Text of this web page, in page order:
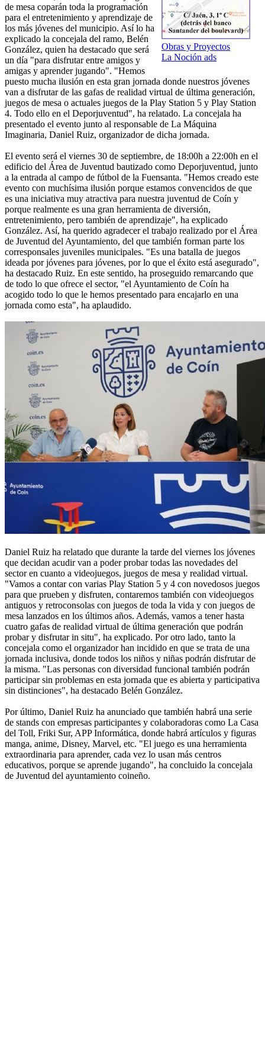
Obras y Proyectos
La Noción ads
de mesa coparán toda la programación
para el entretenimiento y aprendizaje de
los más jóvenes del municipio. Así lo ha
explicado la concejala del ramo, Belén
González, quien ha destacado que será
un día "para disfrutar entre amigos y
amigas y aprender jugando". "Hemos
puesto mucha ilusión en esta gran jornada donde nuestros jóvenes
van a disfrutar de las gafas de realidad virtual de última generación,
juegos de mesa o actuales juegos de la Play Station 5 y Play Station
4. Todo ello en el Deporjuventud", ha relatado. La concejala ha
presentado el evento junto al responsable de La Máquina
Imaginaria, Daniel Ruiz, organizador de dicha jornada.
El evento será el viernes 30 de septiembre, de 18:00h a 22:00h en el
edificio del Área de Juventud bautizado como Deporjuventud, junto
a la entrada al campo de fútbol de la Fuensanta. "Hemos creado este
evento con muchísima ilusión porque estamos convencidos de que
es una iniciativa muy atractiva para nuestra juventud de Coín y
porque realmente es una gran herramienta de diversión,
entretenimiento, pero también de aprendizaje", ha explicado
González. Así, ha querido agradecer el trabajo realizado por el Área
de Juventud del Ayuntamiento, del que también forman parte los
corresponsales juveniles municipales. "Es una batalla de juegos
ideada por jóvenes para jóvenes, por lo que el éxito está asegurado",
ha destacado Ruiz. En este sentido, ha proseguido remarcando que
de todo lo que ofrece el sector, "el Ayuntamiento de Coín ha
acogido todo lo que le hemos presentado para encajarlo en una
jornada como esta", ha aplaudido.
Daniel Ruiz ha relatado que durante la tarde del viernes los jóvenes
que decidan acudir van a poder probar todas las novedades del
sector en cuanto a videojuegos, juegos de mesa y realidad virtual.
"Vamos a contar con varias Play Station 5 y 4 con novedosos juegos
para que prueben y disfruten, contaremos también con videojuegos
antiguos y retroconsolas con juegos de toda la vida y con juegos de
mesa lanzados en los últimos años. Además, vamos a tener hasta
cuatro gafas de realidad virtual de última generación que podrán
probar y disfrutar in situ", ha explicado. Por otro lado, tanto la
concejala como el organizador han incidido en que se trata de una
jornada inclusiva, donde todos los niños y niñas podrán disfrutar de
la misma. "Las personas con diversidad funcional también podrán
participar sin problemas en esta jornada que es abierta y participativa
sin distinciones", ha destacado Belén González.
Por último, Daniel Ruiz ha anunciado que también habrá una serie
de stands con empresas participantes y colaboradoras como La Casa
del Toll, Friki Sur, APP Informática, donde habrá artículos y figuras
manga, anime, Disney, Marvel, etc. "El juego es una herramienta
extraordinaria para aprender, cada vez lo usan más centros
educativos, porque se aprende jugando", ha concluido la concejala
de Juventud del ayuntamiento coineño.